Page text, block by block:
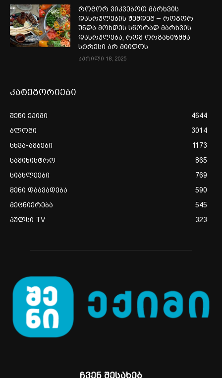
როგორ ვიკვებოთ მარხვის
დასრულების შემდეგ – როგორ
უნდა მოხდეს სწორად მარხვის
დასრულება, რომ ორგანიზმმა
სტრესი არ მიიღოს
აპრილი 18, 2025
კატეგორიები
შენი ექიმი
4644
ბლოგი
3014
სხვა-ამბები
1173
სამინისტრო
865
სიახლეები
769
შენი დაავადება
590
მეცნიერება
545
პულსი TV
323
ჩვენ შესახებ